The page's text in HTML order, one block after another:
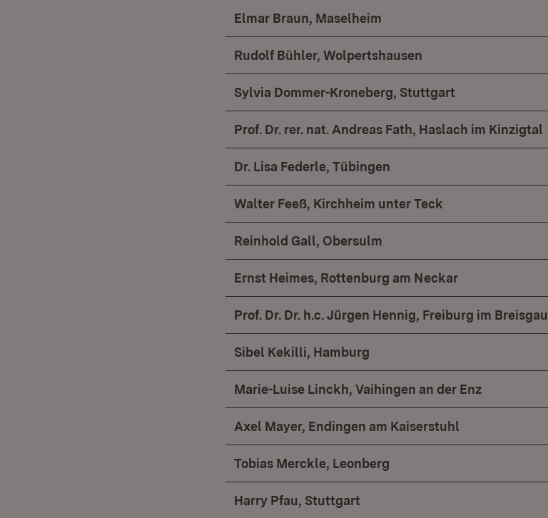
Elmar Braun, Maselheim
Rudolf Bühler, Wolpertshausen
Sylvia Dommer-Kroneberg, Stuttgart
Prof. Dr. rer. nat. Andreas Fath, Haslach im Kinzigtal
Dr. Lisa Federle, Tübingen
Walter Feeß, Kirchheim unter Teck
Reinhold Gall, Obersulm
Ernst Heimes, Rottenburg am Neckar
Prof. Dr. Dr. h.c. Jürgen Hennig, Freiburg im Breisgau
Sibel Kekilli, Hamburg
Marie-Luise Linckh, Vaihingen an der Enz
Axel Mayer, Endingen am Kaiserstuhl
Tobias Merckle, Leonberg
Harry Pfau, Stuttgart